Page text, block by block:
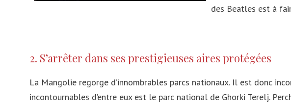
Irlande
des Beatles est à
2. S’arrêter dans ses prestigieuses aires protégées
La Mangolie regorge d’innombrables parcs nationaux. Il est donc
incontournables d’entre eux est le parc national de Ghorki Terelj.